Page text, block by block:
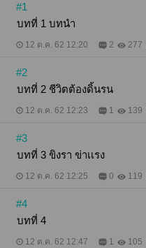
#1
บทที่ 1 บทนำ
12 ต.ค. 62 12:20 2 277
#2
บทที่ 2 ชีวิตต้องดิ้นรน
12 ต.ค. 62 12:23 1 139
#3
บทที่ 3 ขิงรา ข่าเเรง
12 ต.ค. 62 12:25 0 119
#4
บทที่ 4
12 ต.ค. 62 12:47 1 105